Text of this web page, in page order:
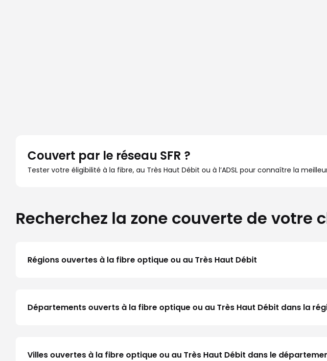
Couvert par le réseau SFR ?
Tester votre éligibilité à la fibre, au Très Haut Débit ou à l’ADSL pour connaître la
Recherchez la zone couverte de votre
Régions ouvertes à la fibre optique ou au Très Haut Débit
Départements ouverts à la fibre optique ou au Très Haut Débit dans la
Villes ouvertes à la fibre optique ou au Très Haut Débit dans le